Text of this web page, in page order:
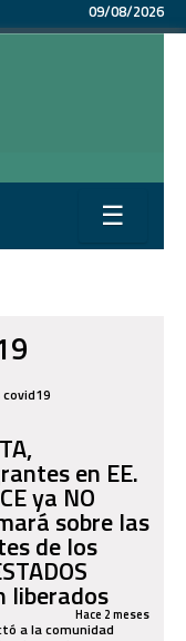
09/08/2026
☰
covid19
en EE.
ya NO
sobre las
de los
liberadosHace 2 meses
a la comunidad